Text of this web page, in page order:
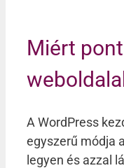
Miért
A WordPress
egyszerű módja
legyen és azzal